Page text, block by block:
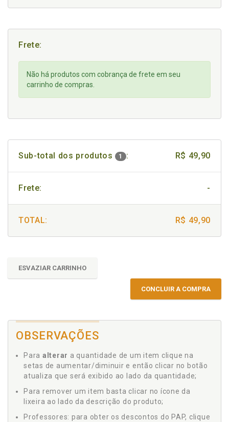
Frete:
Não há produtos com cobrança de frete em seu
carrinho de compras.
Sub-total dos produtos 1 : R$ 49,90
Frete: -
TOTAL: R$ 49,90
ESVAZIAR CARRINHO
CONCLUIR A COMPRA
OBSERVAÇÕES
Para alterar a quantidade de um item clique na
setas de aumentar/diminuir e então clicar no botão
atualiza que será exibido ao lado da quantidade;
Para remover um item basta clicar no ícone da
lixeira ao lado da descrição do produto;
Professores: para obter os descontos do PAP, clique